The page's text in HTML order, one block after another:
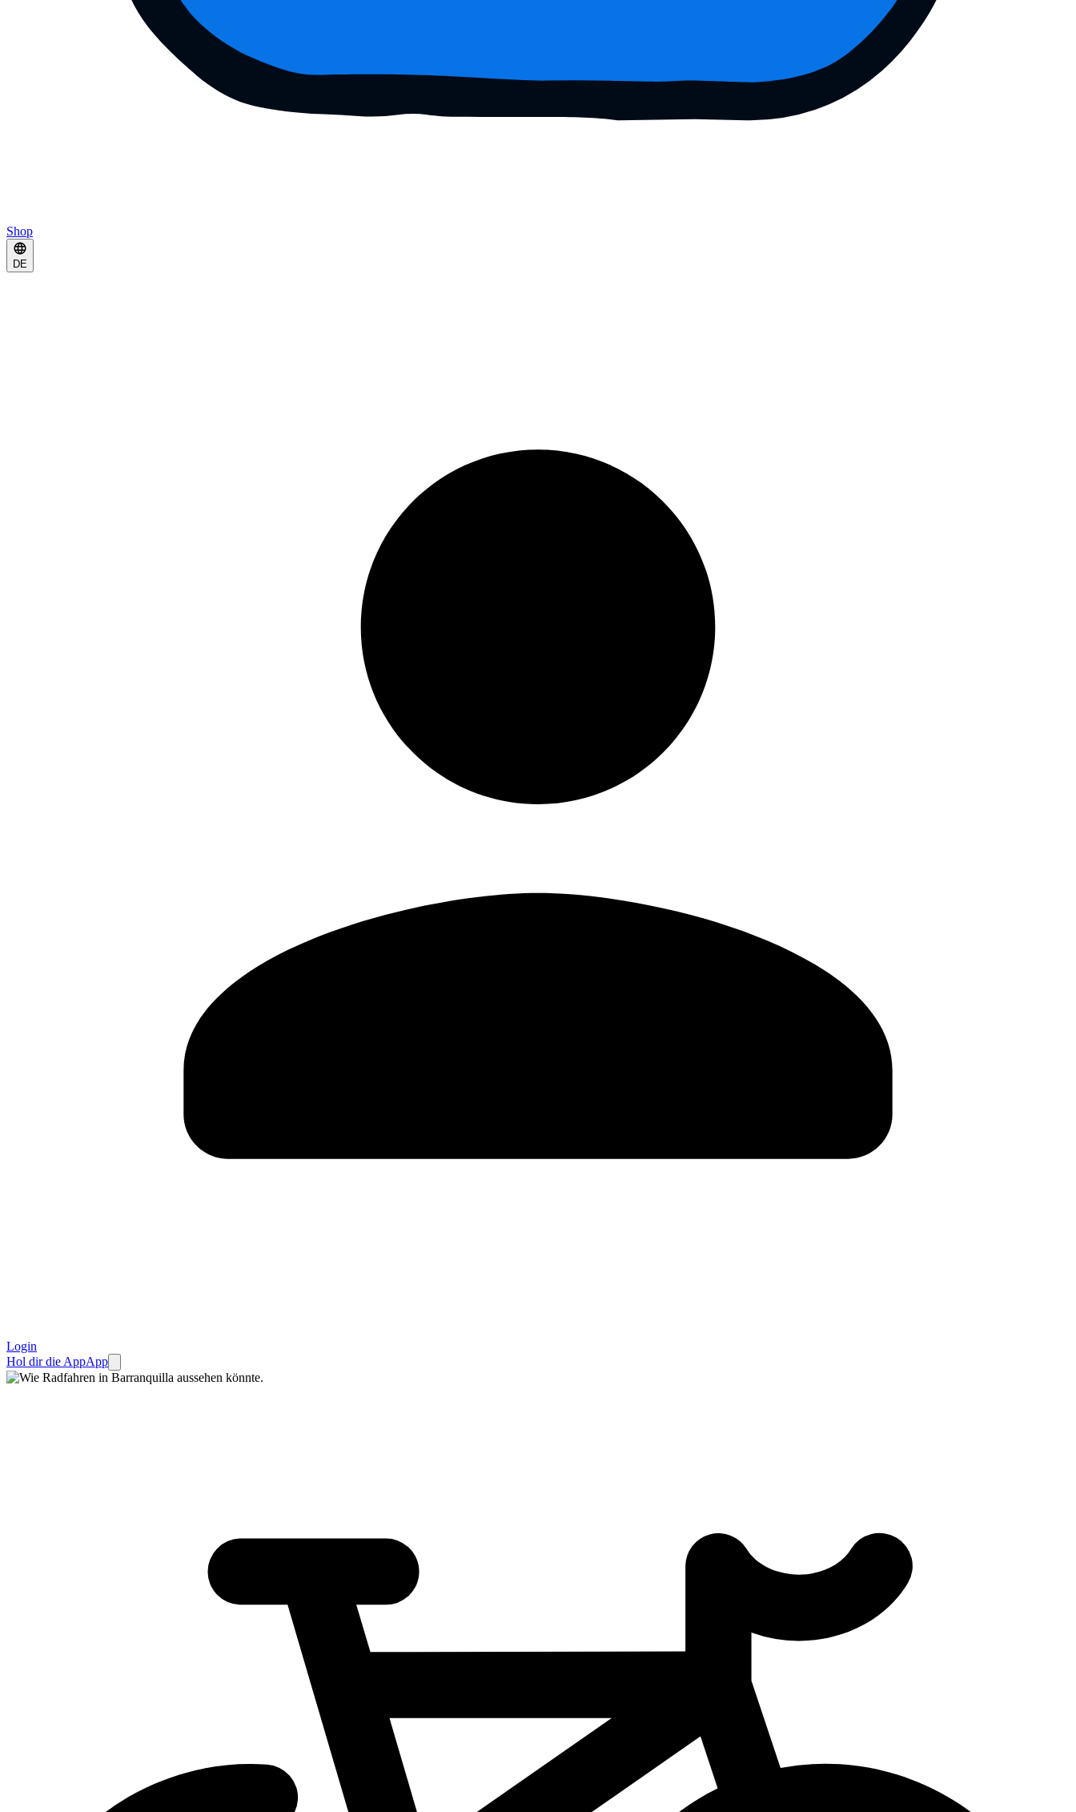
Shop
DE
Login
Hol dir die AppApp